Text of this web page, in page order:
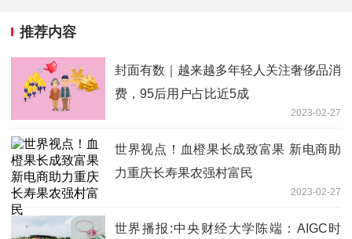
推荐内容
封面有数｜越来越多年轻人关注奢侈品消
费，95后用户占比近5成
2023-02-27
世界视点！血橙果长成致富果 新电商助
力重庆长寿果农强村富民
2023-02-27
世界播报:中央财经大学陈端：AIGC时